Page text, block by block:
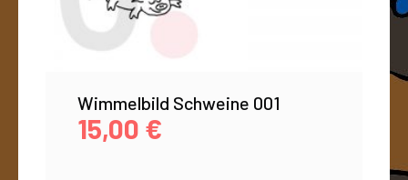
Wimmelbild Schweine 001
15,00 €